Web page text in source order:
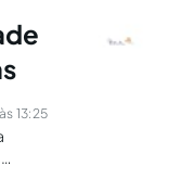
13:25